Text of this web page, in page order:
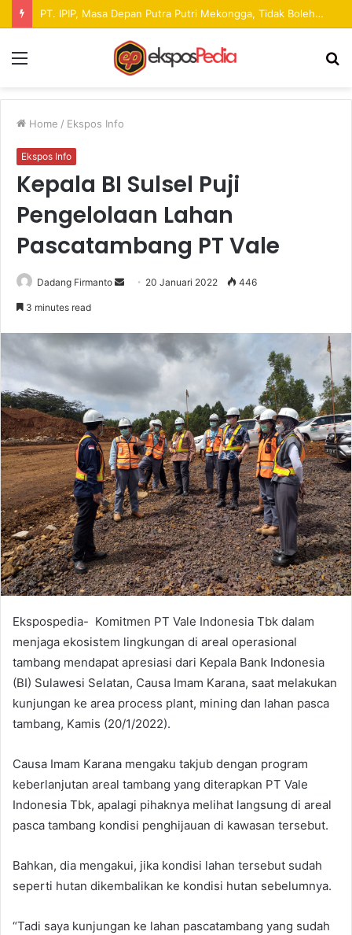
Pekan Raya ANTAM Hadirkan Ruang Promosi UMKM dan Hiburan bagi Masyarakat
Home / Ekspos Info
Ekspos Info
Kepala BI Sulsel Puji
Pengelolaan Lahan
Pascatambang PT Vale
Dadang Firmanto
e
m
a
i
l
20 Januari 2022 446
3 minutes read
Ekspospedia- Komitmen PT Vale Indonesia Tbk dalam
menjaga ekosistem lingkungan di areal operasional
tambang mendapat apresiasi dari Kepala Bank Indonesia
(BI) Sulawesi Selatan, Causa Imam Karana, saat melakukan
kunjungan ke area process plant, mining dan lahan pasca
tambang, Kamis (20/1/2022).
Causa Imam Karana mengaku takjub dengan program
keberlanjutan areal tambang yang diterapkan PT Vale
Indonesia Tbk, apalagi pihaknya melihat langsung di areal
pasca tambang kondisi penghijauan di kawasan tersebut.
Bahkan, dia mengakui, jika kondisi lahan tersebut sudah
seperti hutan dikembalikan ke kondisi hutan sebelumnya.
“Tadi saya kunjungan ke lahan pascatambang yang sudah